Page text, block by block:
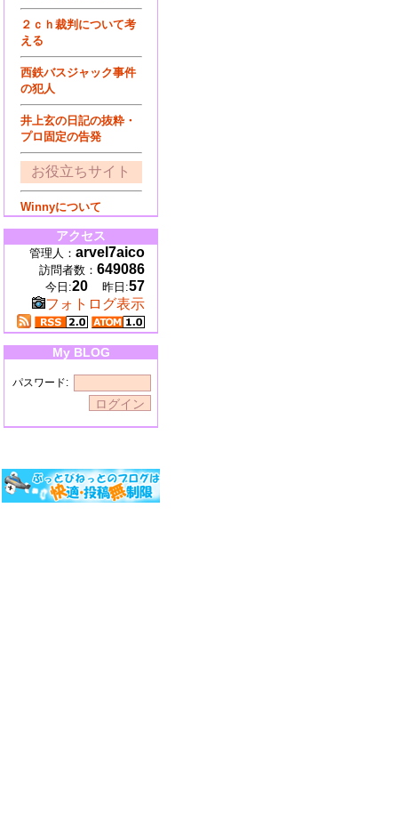
２ｃｈ裁判について考
える
西鉄バスジャック事件
の犯人
井上玄の日記の抜粋・
プロ固定の告発
お役立ちサイト
Winnyについて
アクセス
管理人： arvel7aico
訪問者数： 649086
今日:20 昨日:57
フォトログ表示
My BLOG
パスワード: